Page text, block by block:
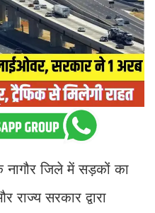
नागौर जिले में सड़कों का
सरकार द्वारा